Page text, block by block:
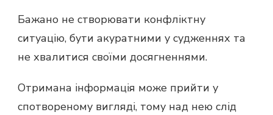
Бажано не створювати конфліктну
ситуацію, бути акуратними у судженнях та
не хвалитися своїми досягненнями.
Отримана інформація може прийти у
спотвореному вигляді, тому над нею слід